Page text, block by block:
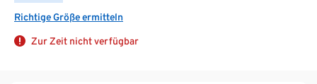
Richtige Größe ermitteln
Zur Zeit nicht verfügbar